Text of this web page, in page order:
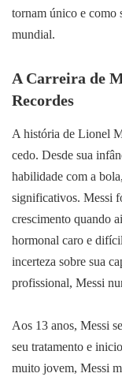
tornam único e como
mundial.
A Carreira de
Recordes
A história de Lionel
cedo. Desde sua
habilidade com a
significativos. Messi
crescimento quando
hormonal caro e
incerteza sobre sua
profissional, Messi
Aos 13 anos, Messi
seu tratamento e
muito jovem, Messi